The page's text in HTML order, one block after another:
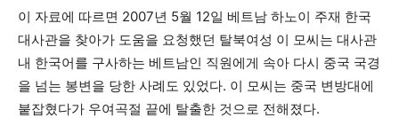
이 자료에 따르면 2007년 5월 12일 베트남 하노이 주재 한국
대사관을 찾아가 도움을 요청했던 탈북여성 이 모씨는 대사관
내 한국어를 구사하는 베트남인 직원에게 속아 다시 중국 국경
을 넘는 봉변을 당한 사례도 있었다. 이 모씨는 중국 변방대에
붙잡혔다가 우여곡절 끝에 탈출한 것으로 전해졌다.